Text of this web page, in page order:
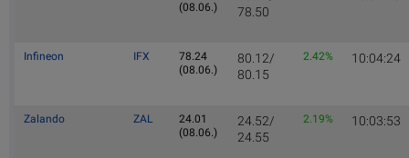
(08.06.)
78.50
Infineon IFX
78.24
(08.06.)
80.12/
80.15
2.42% 10:04:24
Zalando ZAL
24.01
(08.06.)
24.52/
24.55
2.19% 10:03:53